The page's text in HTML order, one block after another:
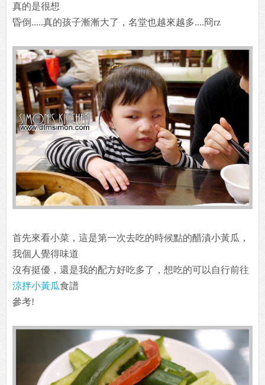
真的是很想
昏倒.....真的孩子漸漸大了，名堂也越來越多....冏rz
首先來看小菜，這是第一次去吃的時候點的醋漬小黃瓜，
我個人覺得味道
沒有挺優，還是我的配方好吃多了，想吃的可以自行前往
涼拌小黃瓜食譜
參考!